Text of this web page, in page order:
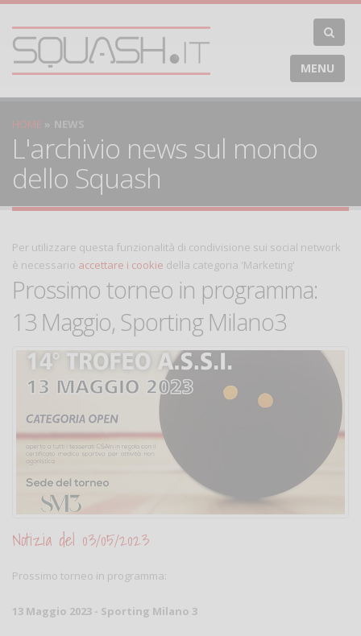
MENU
HOME NEWS
L'archivio news sul mondo
dello Squash
Per utilizzare questa funzionalità di condivisione sui social network
è necessario accettare i cookie della categoria 'Marketing'
Prossimo torneo in programma:
13 Maggio, Sporting Milano3
Notizia del 03/05/2023
Prossimo torneo in programma:
13 Maggio 2023 - Sporting Milano 3